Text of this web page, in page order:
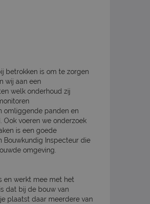
betrokken is om te zorgen
wij aan een
welk onderhoud zij
omliggende panden en
voeren we onderzoek
is een goede
Bouwkundig Inspecteur die
omgeving.
en werkt mee met het
dat bij de bouw van
plaatst daar meerdere van